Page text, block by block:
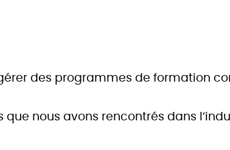
des programmes de formation
que nous avons rencontrés dans